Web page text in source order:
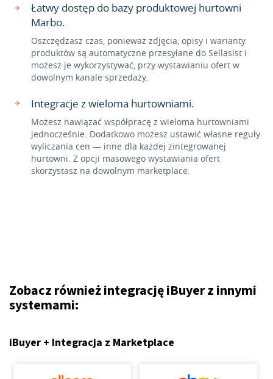
Łatwy dostęp do bazy produktowej hurtowni
Marbo.
Oszczędzasz czas, ponieważ zdjęcia, opisy i warianty
produktów są automatyczne przesyłane do Sellasist i
możesz je wykorzystywać, przy wystawianiu ofert w
dowolnym kanale sprzedaży.
Integracje z wieloma hurtowniami.
Możesz nawiązać współpracę z wieloma hurtowniami
jednocześnie. Dodatkowo możesz ustawić własne reguły
wyliczania cen — inne dla każdej zintegrowanej
hurtowni. Z opcji masowego wystawiania ofert
skorzystasz na dowolnym marketplace.
Zobacz również integrację iBuyer z innymi
systemami:
iBuyer + Integracja z Marketplace